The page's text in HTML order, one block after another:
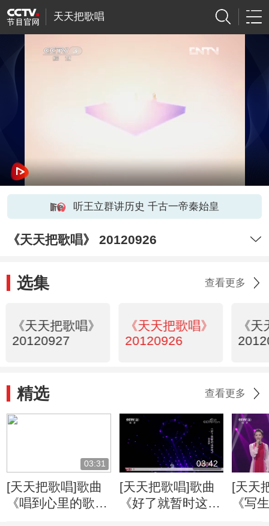
天天把歌唱
听王立群讲历史 千古一帝秦始皇
《天天把歌唱》 20120926
选集 查看更多
《天天把歌唱》
20120927
《天天把歌唱》
20120926
《
精选 查看更多
03:31
[天天把歌唱]歌曲
《唱到心里的歌》
03:42
[天天把歌唱]歌曲
《好了就暂时这样
[天天
《写